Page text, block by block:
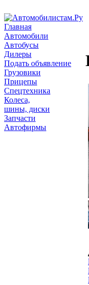
Главная
Автомобили
Автобусы
Дилеры
Подать объявление
Грузовики
Прицепы
Спецтехника
Колеса,
шины, диски
Запчасти
Автофирмы